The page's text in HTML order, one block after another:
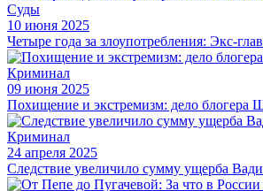
Суды
10 июня 2025
Четыре года за злоупотребления: Экс-
Криминал
09 июня 2025
Похищение и экстремизм: дело блогера
Криминал
24 апреля 2025
Следствие увеличило сумму ущерба